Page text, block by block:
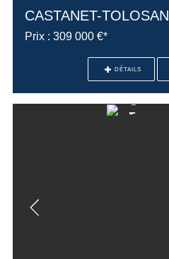
CASTANET-TOLOSAN
Prix : 309 000 €*
DÉTAILS